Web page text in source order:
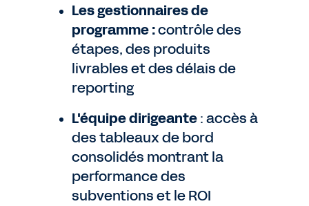
Les gestionnaires de
programme :contrôle des
étapes, des produits
livrables et des délais de
reporting
L'équipe dirigeante: accès à
des tableaux de bord
consolidés montrant la
performance des
subventions et le ROI